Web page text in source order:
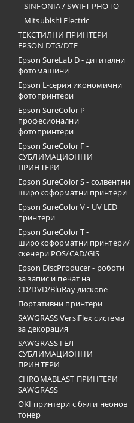
SINFONIA / SWIFT PHOTO
Mitsubishi Electric
ТЕКСТИЛНИ ПРИНТЕРИ
EPSON DTG/DTF
Epson SureLab D - дигитални
фотомашини
Epson L-серия икономични
фотопринтери
Epson SureColor P -
професионални
фотопринтери
Epson SureColor F -
СУБЛИМАЦИОННИ
ПРИНТЕРИ
Epson SureColor S - солвентни
широкоформатни принтери
Epson SureColor V - UV LED
принтери
Epson SureColor T -
широкоформатни принтери/
скенери POS/CAD/GIS
Epson DiscProducer - роботи
за запис и печат на
CD/DVD/BluRay дискове
Портативни принтери
SAWGRASS VersiFlex система
за декорация
SAWGRASS ГЕЛ-
СУБЛИМАЦИОННИ
ПРИНТЕРИ
CHROMABLAST ПРИНТЕРИ
SAWGRASS
OKI принтери с бял и неонов
тонер